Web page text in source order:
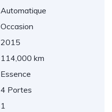
Automatique
Occasion
2015
114,000 km
Essence
4 Portes
1